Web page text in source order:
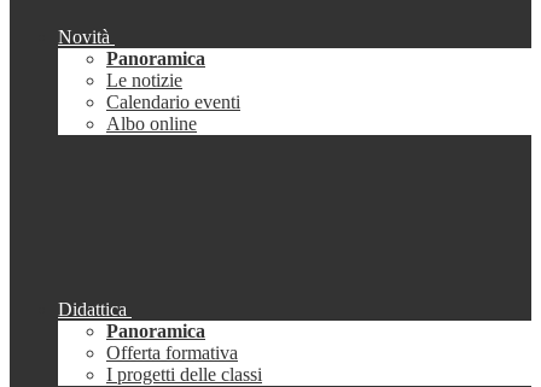
Novità
Panoramica
Le notizie
Calendario eventi
Albo online
Didattica
Panoramica
Offerta formativa
I progetti delle classi